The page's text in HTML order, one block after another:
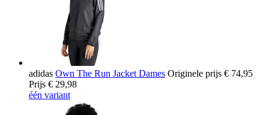
adidas Own The Run Jacket Dames Originele prijs € 74,95
Prijs € 29,98
één variant